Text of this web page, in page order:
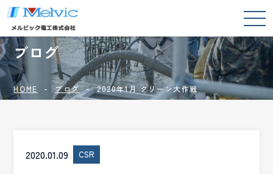
BLOG
ブログ
HOME ブログ 2020年1月 クリーン大作戦
2020.01.09 CSR